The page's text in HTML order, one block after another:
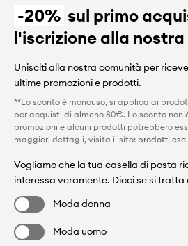
-20% sul primo
l'iscrizione alla
Unisciti alla nostra comunità per
ultime promozioni e prodotti.
**Lo sconto è monouso, si applica ai
per acquisti di almeno 80€. Lo sconto non
promozioni e alcuni prodotti potrebbero
maggiori dettagli, visita il sito: prodotti
Vogliamo che la tua casella di posta
interessa veramente. Dicci se si tratta
Moda donna
Moda uomo